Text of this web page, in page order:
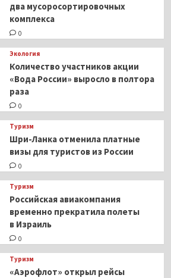
два мусоросортировочных
комплекса
0
Экология
Количество участников акции
«Вода России» выросло в полтора
раза
0
Туризм
Шри-Ланка отменила платные
визы для туристов из России
0
Туризм
Российская авиакомпания
временно прекратила полеты
в Израиль
0
Туризм
«Аэрофлот» открыл рейсы